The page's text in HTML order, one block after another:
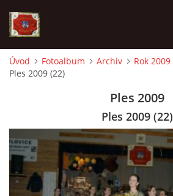
AKTUALITY
VÝJEZDOVÁ JEDNOTKA
KROUŽEK MLADÝCH HASIČŮ
Úvod Fotoalbum Archiv Rok 2009
Ples 2009 (22)
Ples 2009
Ples 2009 (22)